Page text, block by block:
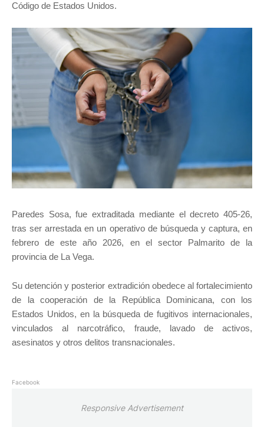
Código de Estados Unidos.
Paredes Sosa, fue extraditada mediante el decreto 405-26,
tras ser arrestada en un operativo de búsqueda y captura, en
febrero de este año 2026, en el sector Palmarito de la
provincia de La Vega.
Su detención y posterior extradición obedece al fortalecimiento
de la cooperación de la República Dominicana, con los
Estados Unidos, en la búsqueda de fugitivos internacionales,
vinculados al narcotráfico, fraude, lavado de activos,
asesinatos y otros delitos transnacionales.
Facebook
Responsive Advertisement